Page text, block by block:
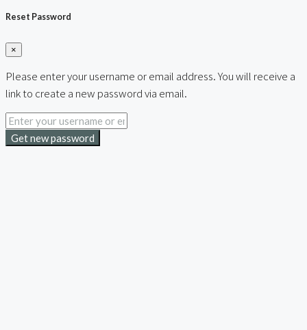
Reset Password
×
Please enter your username or email address. You will receive a
link to create a new password via email.
Get new password